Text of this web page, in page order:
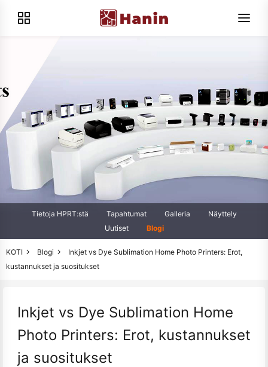
Tietoja HPRT:stä Tapahtumat Galleria
Näyttely
Uutiset
Blogi
KOTI Blogi
Inkjet vs Dye Sublimation Home Photo Printers: Erot,
kustannukset ja suositukset
Inkjet vs Dye Sublimation Home
Photo Printers: Erot, kustannukset
ja suositukset